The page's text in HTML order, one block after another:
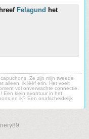
Felagund het
Ze zijn mijn tweede
alleen, ik lééf erin. Het voelt
vol onverwachte connectie.
Een klein avontuur in het
en ik? Een onafscheidelijk